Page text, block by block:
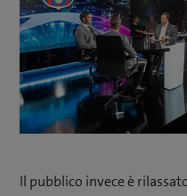
Il pubblico invece è